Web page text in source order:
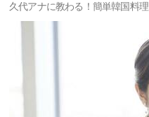
久代アナに教わる！簡単韓国料理